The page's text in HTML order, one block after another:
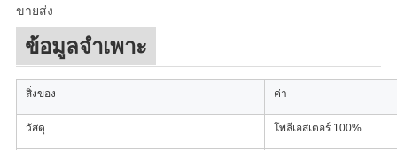
PRIVACY
POLICY
ขายส่ง
ข้อมูลจำเพาะ
สิ่งของ ค่า
วัสดุ โพลีเอสเตอร์ 100%